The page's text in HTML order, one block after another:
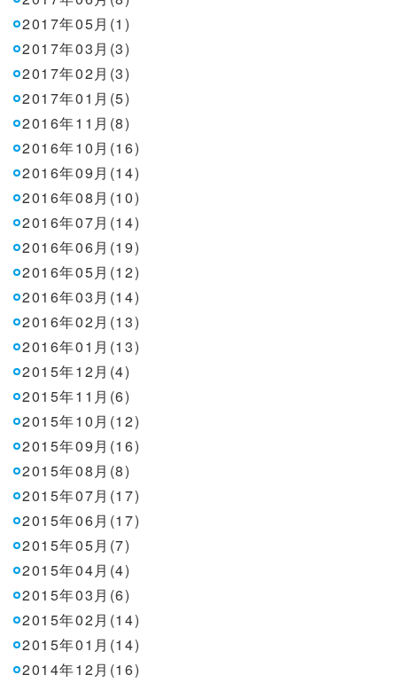
2017年05月(1)
2017年03月(3)
2017年02月(3)
2017年01月(5)
2016年11月(8)
2016年10月(16)
2016年09月(14)
2016年08月(10)
2016年07月(14)
2016年06月(19)
2016年05月(12)
2016年03月(14)
2016年02月(13)
2016年01月(13)
2015年12月(4)
2015年11月(6)
2015年10月(12)
2015年09月(16)
2015年08月(8)
2015年07月(17)
2015年06月(17)
2015年05月(7)
2015年04月(4)
2015年03月(6)
2015年02月(14)
2015年01月(14)
2014年12月(16)